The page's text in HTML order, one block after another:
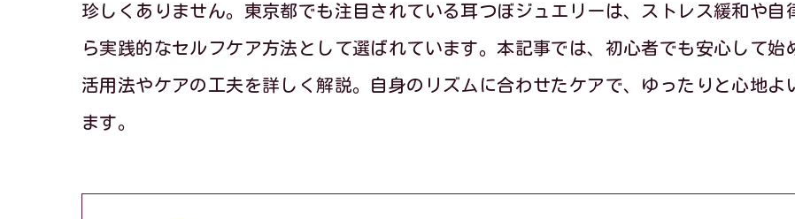
珍しくありません。東京都でも注目されている耳つぼジュエリーは、ストレス緩和や
ら実践的なセルフケア方法として選ばれています。本記事では、初心者でも安心して
活用法やケアの工夫を詳しく解説。自身のリズムに合わせたケアで、ゆったりと心地
ます。